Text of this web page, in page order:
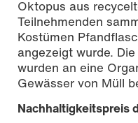
Oktopus aus
Teilnehmenden
Kostümen
angezeigt wurde.
wurden an eine
Gewässer von Müll
Nachhaltigkeitspreis